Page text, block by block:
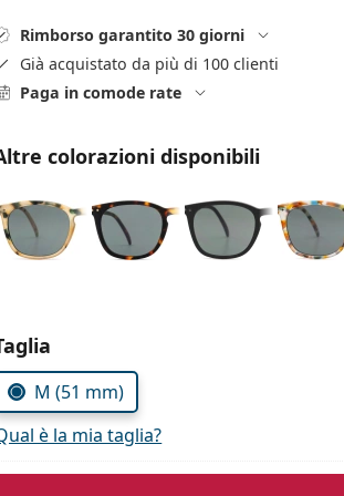
Rimborso garantito 30 giorni
Già acquistato da più di 100 clienti
Paga in comode rate
colorazioni disponibili
i parametri
M (51 mm)
è la mia taglia?